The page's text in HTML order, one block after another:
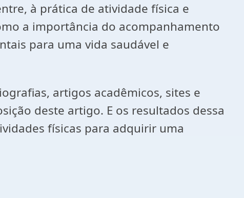
à prática de atividade física e
a importância do acompanhamento
para uma vida saudável e
artigos acadêmicos, sites e
deste artigo. E os resultados dessa
físicas para adquirir uma